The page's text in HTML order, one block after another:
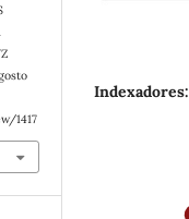
1417
Indexadores: